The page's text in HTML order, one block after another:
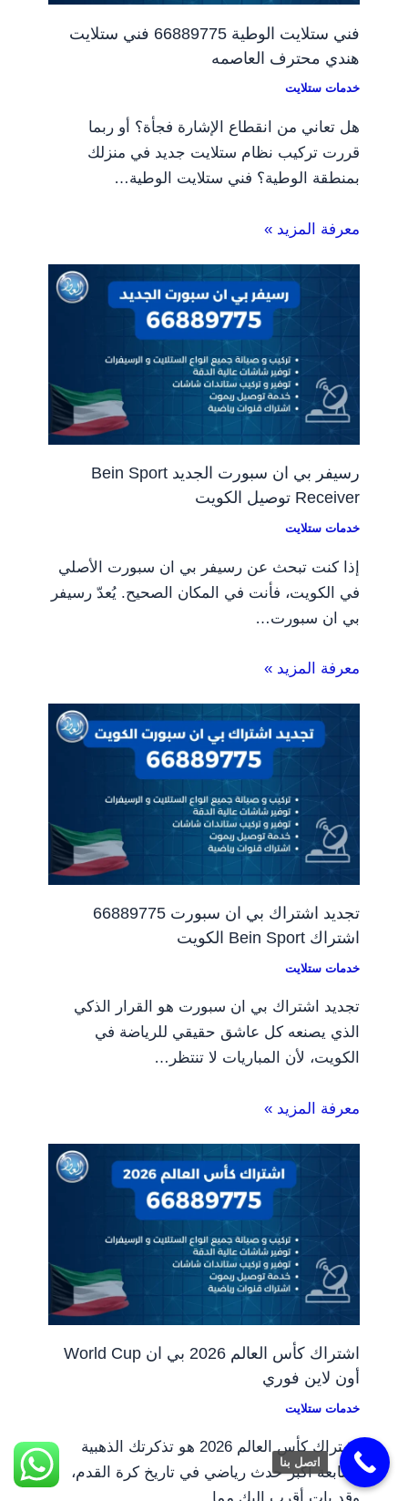
فني ستلايت الوطية 66889775 فني ستلايت
هندي محترف العاصمه
خدمات ستلايت
هل تعاني من انقطاع الإشارة فجأة؟ أو ربما
قررت تركيب نظام ستلايت جديد في منزلك
بمنطقة الوطية؟ فني ستلايت الوطية…
معرفة المزيد »
رسيفر بي ان سبورت الجديد Bein Sport
Receiver توصيل الكويت
خدمات ستلايت
إذا كنت تبحث عن رسيفر بي ان سبورت الأصلي
في الكويت، فأنت في المكان الصحيح. يُعدّ رسيفر
بي ان سبورت…
معرفة المزيد »
تجديد اشتراك بي ان سبورت 66889775
اشتراك Bein Sport الكويت
خدمات ستلايت
تجديد اشتراك بي ان سبورت هو القرار الذكي
الذي يصنعه كل عاشق حقيقي للرياضة في
الكويت، لأن المباريات لا تنتظر…
معرفة المزيد »
اشتراك كأس العالم 2026 بي ان World Cup
أون لاين فوري
خدمات ستلايت
اشتراك كأس العالم 2026 هو تذكرتك الذهبية
لمتابعة أكبر حدث رياضي في تاريخ كرة القدم،
اتصل بنا